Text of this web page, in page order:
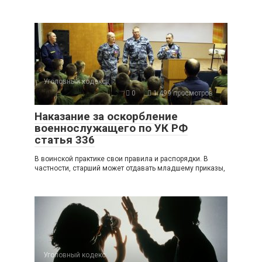
Уголовный кодекс
0
1 499 просмотров
Наказание за оскорбление
военнослужащего по УК РФ
статья 336
В воинской практике свои правила и распорядки. В
частности, старший может отдавать младшему приказы,
Уголовный кодекс